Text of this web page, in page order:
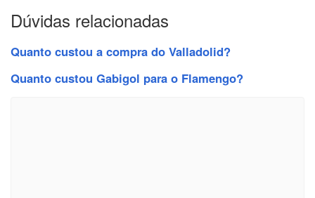
Dúvidas relacionadas
Quanto custou a compra do Valladolid?
Quanto custou Gabigol para o Flamengo?